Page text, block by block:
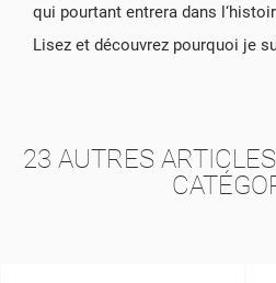
qui pourtant entrera dans
Lisez et découvrez pourquoi je
23 AUTRES